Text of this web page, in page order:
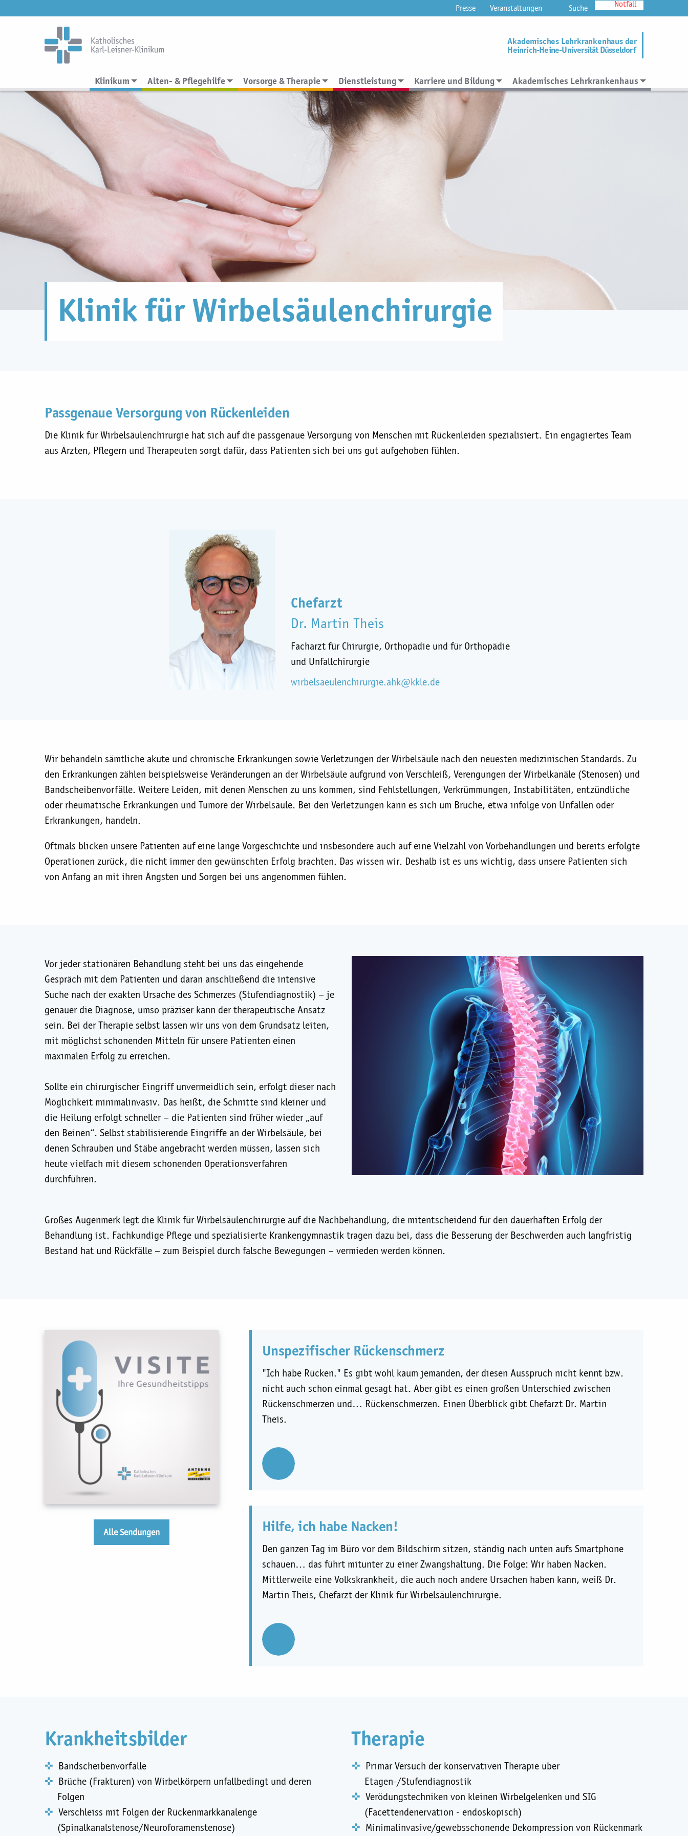
Presse Veranstaltungen Suche Notfall
Akademisches Lehrkrankenhaus der
Heinrich-Heine-Universität Düsseldorf
Klinikum Alten- & Pflegehilfe Vorsorge & Therapie Dienstleistung Karriere und Bildung Akademisches Lehrkrankenhaus
Klinik für Wirbelsäulenchirurgie
Passgenaue Versorgung von Rückenleiden
Die Klinik für Wirbelsäulenchirurgie hat sich auf die passgenaue Versorgung von Menschen mit Rückenleiden spezialisiert. Ein engagiertes Team
aus Ärzten, Pflegern und Therapeuten sorgt dafür, dass Patienten sich bei uns gut aufgehoben fühlen.
Chefarzt
Dr. Martin Theis
Facharzt für Chirurgie, Orthopädie und für Orthopädie
und Unfallchirurgie
wirbelsaeulenchirurgie.ahk@kkle.de
Wir behandeln sämtliche akute und chronische Erkrankungen sowie Verletzungen der Wirbelsäule nach den neuesten medizinischen Standards. Zu
den Erkrankungen zählen beispielsweise Veränderungen an der Wirbelsäule aufgrund von Verschleiß, Verengungen der Wirbelkanäle (Stenosen) und
Bandscheibenvorfälle. Weitere Leiden, mit denen Menschen zu uns kommen, sind Fehlstellungen, Verkrümmungen, Instabilitäten, entzündliche
oder rheumatische Erkrankungen und Tumore der Wirbelsäule. Bei den Verletzungen kann es sich um Brüche, etwa infolge von Unfällen oder
Erkrankungen, handeln.
Oftmals blicken unsere Patienten auf eine lange Vorgeschichte und insbesondere auch auf eine Vielzahl von Vorbehandlungen und bereits erfolgte
Operationen zurück, die nicht immer den gewünschten Erfolg brachten. Das wissen wir. Deshalb ist es uns wichtig, dass unsere Patienten sich
von Anfang an mit ihren Ängsten und Sorgen bei uns angenommen fühlen.
Vor jeder stationären Behandlung steht bei uns das eingehende
Gespräch mit dem Patienten und daran anschließend die intensive
Suche nach der exakten Ursache des Schmerzes (Stufendiagnostik) – je
genauer die Diagnose, umso präziser kann der therapeutische Ansatz
sein. Bei der Therapie selbst lassen wir uns von dem Grundsatz leiten,
mit möglichst schonenden Mitteln für unsere Patienten einen
maximalen Erfolg zu erreichen.
Sollte ein chirurgischer Eingriff unvermeidlich sein, erfolgt dieser nach
Möglichkeit minimalinvasiv. Das heißt, die Schnitte sind kleiner und
die Heilung erfolgt schneller – die Patienten sind früher wieder „auf
den Beinen“. Selbst stabilisierende Eingriffe an der Wirbelsäule, bei
denen Schrauben und Stäbe angebracht werden müssen, lassen sich
heute vielfach mit diesem schonenden Operationsverfahren
durchführen.
Großes Augenmerk legt die Klinik für Wirbelsäulenchirurgie auf die Nachbehandlung, die mitentscheidend für den dauerhaften Erfolg der
Behandlung ist. Fachkundige Pflege und spezialisierte Krankengymnastik tragen dazu bei, dass die Besserung der Beschwerden auch langfristig
Bestand hat und Rückfälle – zum Beispiel durch falsche Bewegungen – vermieden werden können.
Alle Sendungen
Unspezifischer Rückenschmerz
"Ich habe Rücken." Es gibt wohl kaum jemanden, der diesen Ausspruch nicht kennt bzw.
nicht auch schon einmal gesagt hat. Aber gibt es einen großen Unterschied zwischen
Rückenschmerzen und… Rückenschmerzen. Einen Überblick gibt Chefarzt Dr. Martin
Theis.
00:00
00:00
Hilfe, ich habe Nacken!
Den ganzen Tag im Büro vor dem Bildschirm sitzen, ständig nach unten aufs Smartphone
schauen… das führt mitunter zu einer Zwangshaltung. Die Folge: Wir haben Nacken.
Mittlerweile eine Volkskrankheit, die auch noch andere Ursachen haben kann, weiß Dr.
Martin Theis, Chefarzt der Klinik für Wirbelsäulenchirurgie.
00:00
00:00
Krankheitsbilder
Bandscheibenvorfälle
Brüche (Frakturen) von Wirbelkörpern unfallbedingt und deren
Folgen
Verschleiss mit Folgen der Rückenmarkkanalenge
(Spinalkanalstenose/Neuroforamenstenose)
Therapie
Primär Versuch der konservativen Therapie über
Etagen-/Stufendiagnostik
Verödungstechniken von kleinen Wirbelgelenken und SIG
(Facettendenervation - endoskopisch)
Minimalinvasive/gewebsschonende Dekompression von Rückenmark